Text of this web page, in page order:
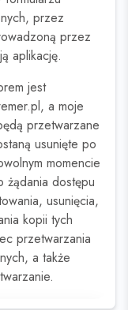
przez
przez
aplikację.
jest
a moje
przetwarzane
usunięte po
momencie
dostępu
usunięcia,
kopii tych
przetwarzania
a także